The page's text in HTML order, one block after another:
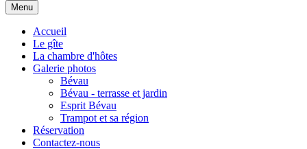
Menu
Accueil
Le gîte
La chambre d'hôtes
Galerie photos
Bévau
Bévau - terrasse et jardin
Esprit Bévau
Trampot et sa région
Réservation
Contactez-nous